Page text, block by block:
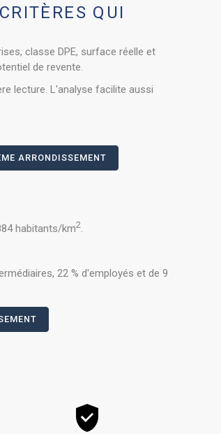
QUI
classe DPE, surface réelle et
de revente.
lecture. L'analyse facilite aussi
ARRONDISSEMENT
habitants/km2.
22 % d'employés et de 9